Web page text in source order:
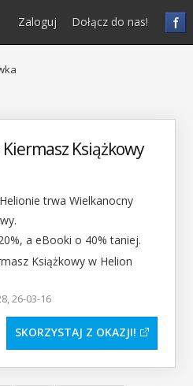
f
Zaloguj Dołącz do nas!
Książkowy
trwa Wielkanocny
a eBooki o 40% taniej.
26-03-16
SKORZYSTAJ Z OKAZJI